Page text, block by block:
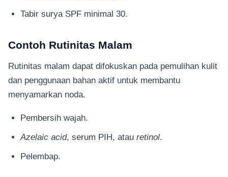
Tabir surya SPF minimal 30.
Contoh Rutinitas Malam
Rutinitas malam dapat difokuskan pada pemulihan kulit
dan penggunaan bahan aktif untuk membantu
menyamarkan noda.
Pembersih wajah.
Azelaic acid, serum PIH, atau retinol.
Pelembap.